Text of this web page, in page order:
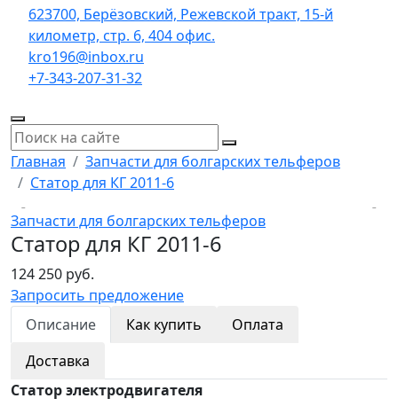
623700, Берёзовский, Режевской тракт, 15-й
километр, стр. 6, 404 офис.
kro196@inbox.ru
+7-343-207-31-32
Главная
Запчасти для болгарских тельферов
Статор для КГ 2011-6
Запчасти для болгарских тельферов
Статор для КГ 2011-6
124 250 руб.
Запросить предложение
Описание
Как купить
Оплата
Доставка
Статор электродвигателя